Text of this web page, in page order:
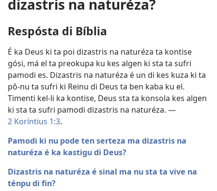
dizastris na naturéza?
Respósta di Bíblia
É ka Deus ki ta poi dizastris na naturéza ta kontise
gósi, má el ta preokupa ku kes algen ki sta ta sufri
pamodi es. Dizastris na naturéza é un di kes kuza ki ta
pô-nu ta sufri ki Reinu di Deus ta ben kaba ku el.
Timenti kel-li ka kontise, Deus sta ta konsola kes algen
ki sta ta sufri pamodi dizastris na naturéza. —
2 Koríntius 1:3.
Pamodi ki nu pode ten serteza ma dizastris na
naturéza é ka kastigu di Deus?
Dizastris na naturéza é sinal ma nu sta ta vive na
ténpu di fin?